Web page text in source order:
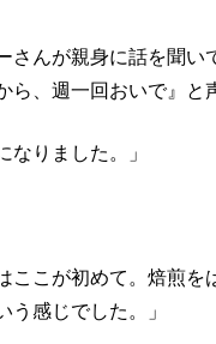
さんが親身に話を聞い
、週一回おいで』と
りました。」
ここが初めて。焙煎を
感じでした。」